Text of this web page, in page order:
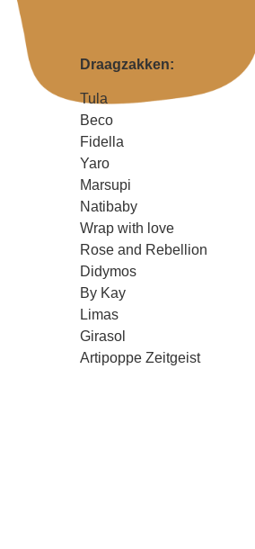
Draagzakken:
Tula
Beco
Fidella
Yaro
Marsupi
Natibaby
Wrap with love
Rose and Rebellion
Didymos
By Kay
Limas
Girasol
Artipoppe Zeitgeist